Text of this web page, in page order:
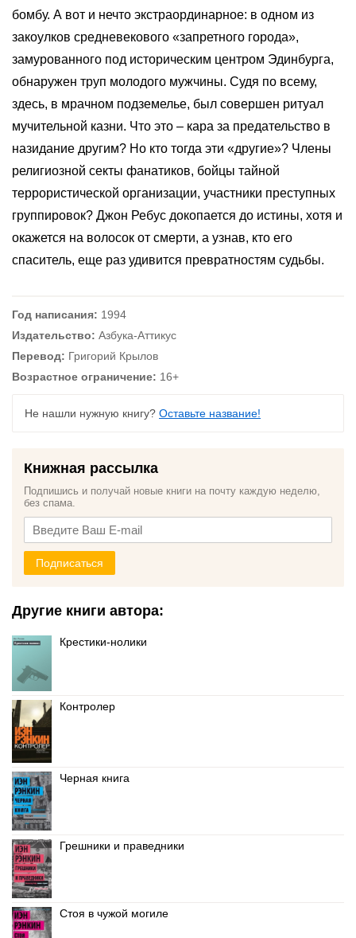
бомбу. А вот и нечто экстраординарное: в одном из
закоулков средневекового «запретного города»,
замурованного под историческим центром Эдинбурга,
обнаружен труп молодого мужчины. Судя по всему,
здесь, в мрачном подземелье, был совершен ритуал
мучительной казни. Что это – кара за предательство в
назидание другим? Но кто тогда эти «другие»? Члены
религиозной секты фанатиков, бойцы тайной
террористической организации, участники преступных
группировок? Джон Ребус докопается до истины, хотя и
окажется на волосок от смерти, а узнав, кто его
спаситель, еще раз удивится превратностям судьбы.
Год написания: 1994
Издательство: Азбука-Аттикус
Перевод: Григорий Крылов
Возрастное ограничение: 16+
Не нашли нужную книгу? Оставьте название!
Книжная рассылка
Подпишись и получай новые книги на почту каждую неделю,
без спама.
Подписаться
Другие книги автора:
Крестики-нолики
Контролер
Черная книга
Грешники и праведники
Стоя в чужой могиле